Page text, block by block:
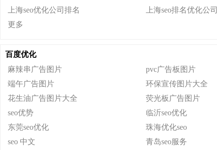
上海seo优化公司排名
上海seo排名优化公
更多
百度优化
麻辣串广告图片
pvc广告板图片
端午广告图片
环保宣传图片大全
花生油广告图片大全
荧光板广告图片
seo优势
临沂seo优化
东莞seo优化
珠海优化seo
seo 中文
青岛seo服务